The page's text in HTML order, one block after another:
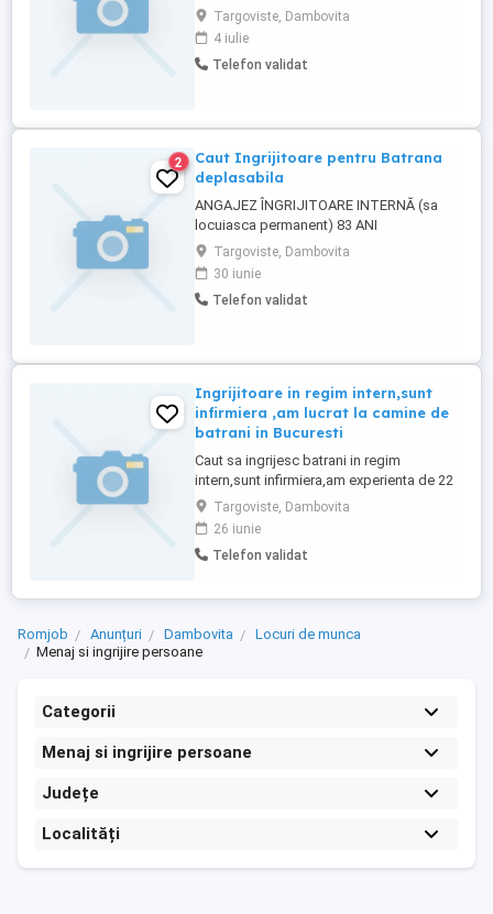
companie. Sunt o persoana serioasa,
responsabila si empatica. Am experienta
in domeniu de 20 de ani, in regim intern.
Disponibilitate imediata. Pentru mai multe
Targoviste, Dambovita
4 iulie
Telefon validat
2
Caut Ingrijitoare pentru Batrana
deplasabila
ANGAJEZ ÎNGRIJITOARE INTERNĂ (sa
locuiasca permanent) 83 ANI
(ALZHEIMER) Caut îngrijitoare internă
serioasă pentru doamnă de 83 de ani,
deplasabilă, cu Alzheimer. Locuieste in
apartament. Sarcini: * igienă personală și
Targoviste, Dambovita
30 iunie
Telefon validat
Ingrijitoare in regim intern,sunt
infirmiera ,am lucrat la camine de
batrani in Bucuresti
Caut sa ingrijesc batrani in regim
intern,sunt infirmiera,am experienta de 22
de ani Targoviste
Targoviste, Dambovita
26 iunie
Telefon validat
Romjob Anunțuri Dambovita
Locuri de munca
Menaj si ingrijire persoane
Categorii
Menaj si ingrijire persoane
Județe
Localități